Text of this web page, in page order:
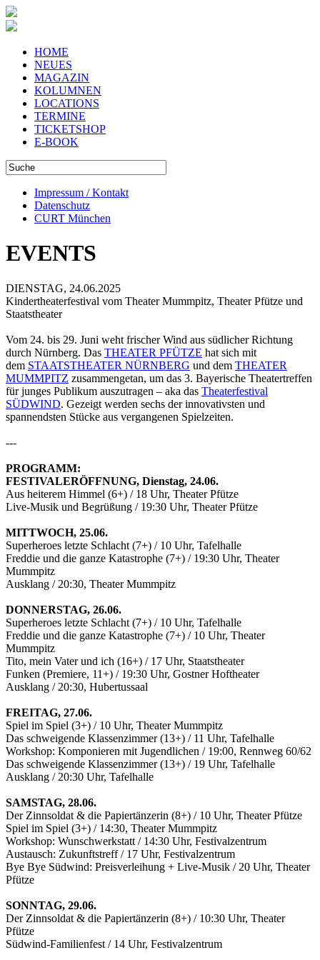
HOME
NEUES
MAGAZIN
KOLUMNEN
LOCATIONS
TERMINE
TICKETSHOP
E-BOOK
Impressum / Kontakt
Datenschutz
CURT München
EVENTS
DIENSTAG, 24.06.2025
Kindertheaterfestival vom Theater Mummpitz, Theater Pfütze und
Staatstheater
Vom 24. bis 29. Juni weht frischer Wind aus südlicher Richtung
durch Nürnberg. Das THEATER PFÜTZE hat sich mit
dem STAATSTHEATER NÜRNBERG und dem THEATER
MUMMPITZ zusammengetan, um das 3. Bayerische Theatertreffen
für junges Publikum auszutragen – aka das Theaterfestival
SÜDWIND. Gezeigt werden sechs der innovativsten und
spannendsten Stücke aus vergangenen Spielzeiten.
---
PROGRAMM:
FESTIVALERÖFFNUNG, Dienstag, 24.06.
Aus heiterem Himmel (6+) / 18 Uhr, Theater Pfütze
Live-Musik und Begrüßung / 19:30 Uhr, Theater Pfütze
MITTWOCH, 25.06.
Superheroes letzte Schlacht (7+) / 10 Uhr, Tafelhalle
Freddie und die ganze Katastrophe (7+) / 19:30 Uhr, Theater
Mummpitz
Ausklang / 20:30, Theater Mummpitz
DONNERSTAG, 26.06.
Superheroes letzte Schlacht (7+) / 10 Uhr, Tafelhalle
Freddie und die ganze Katastrophe (7+) / 10 Uhr, Theater
Mummpitz
Tito, mein Vater und ich (16+) / 17 Uhr, Staatstheater
Funken (Premiere, 11+) / 19:30 Uhr, Gostner Hoftheater
Ausklang / 20:30, Hubertussaal
FREITAG, 27.06.
Spiel im Spiel (3+) / 10 Uhr, Theater Mummpitz
Das schweigende Klassenzimmer (13+) / 11 Uhr, Tafelhalle
Workshop: Komponieren mit Jugendlichen / 19:00, Rennweg 60/62
Das schweigende Klassenzimmer (13+) / 19 Uhr, Tafelhalle
Ausklang / 20:30 Uhr, Tafelhalle
SAMSTAG, 28.06.
Der Zinnsoldat & die Papiertänzerin (8+) / 10 Uhr, Theater Pfütze
Spiel im Spiel (3+) / 14:30, Theater Mummpitz
Workshop: Wunschwerkstatt / 14:30 Uhr, Festivalzentrum
Austausch: Zukunftstreff / 17 Uhr, Festivalzentrum
Bye Bye Südwind: Preisverleihung + Live-Musik / 20 Uhr, Theater
Pfütze
SONNTAG, 29.06.
Der Zinnsoldat & die Papiertänzerin (8+) / 10:30 Uhr, Theater
Pfütze
Südwind-Familienfest / 14 Uhr, Festivalzentrum